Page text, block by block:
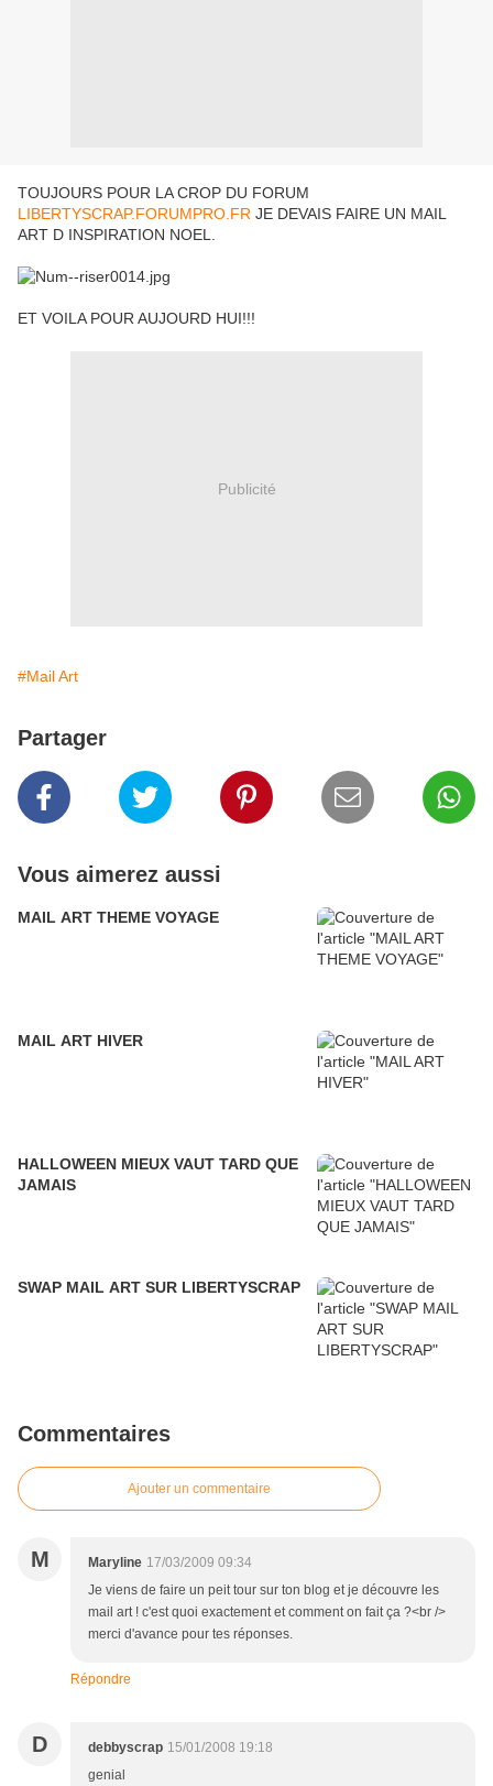
TOUJOURS POUR LA CROP DU FORUM
LIBERTYSCRAP.FORUMPRO.FR JE DEVAIS FAIRE UN MAIL
ART D INSPIRATION NOEL.
ET VOILA POUR AUJOURD HUI!!!
Publicité
#Mail Art
Partager
Vous aimerez aussi
MAIL ART THEME VOYAGE
MAIL ART HIVER
HALLOWEEN MIEUX VAUT TARD QUE
JAMAIS
SWAP MAIL ART SUR LIBERTYSCRAP
Commentaires
Ajouter un commentaire
M Maryline 17/03/2009 09:34
Je viens de faire un peit tour sur ton blog et je découvre les
mail art ! c'est quoi exactement et comment on fait ça ?<br />
merci d'avance pour tes réponses.
Répondre
D debbyscrap 15/01/2008 19:18
genial